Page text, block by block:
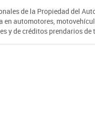
de la Propiedad del
en automotores,
y de créditos prendarios de